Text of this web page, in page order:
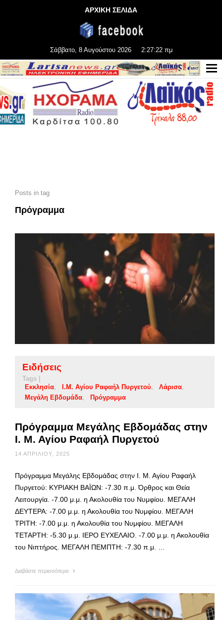
ΑΡΧΙΚΗ ΣΕΛΙΔΑ
Σάββατο, 8 Αυγούστου 2026 2:27:24 πμ
Posts in tag
Πρόγραμμα
Ειδήσεις
Tags |
Εκκλησία
Ι.Μ. Αγίου Ραφαήλ Πυργετού
Λάρισα
Μεγάλη Εβδομάδα
Πρόγραμμα
Πρόγραμμα Μεγάλης Εβδομάδας στην
Ι. Μ. Αγίου Ραφαήλ Πυργετού
14 ΑΠΡΙΛΊΟΥ, 2025
Πρόγραμμα Μεγάλης Εβδομάδας στην Ι. Μ. Αγίου Ραφαήλ
Πυργετού: ΚΥΡΙΑΚΗ ΒΑΪΩΝ: -7.30 π.μ. Όρθρος και Θεία
Λειτουργία. -7.00 μ.μ. η Ακολουθία του Νυμφίου. ΜΕΓΑΛΗ
ΔΕΥΤΕΡΑ: -7.00 μ.μ. η Ακολουθία του Νυμφίου. ΜΕΓΑΛΗ
ΤΡΙΤΗ: -7.00 μ.μ. η Ακολουθία του Νυμφίου. ΜΕΓΑΛΗ
ΤΕΤΑΡΤΗ: -5.30 μ.μ. ΙΕΡΟ ΕΥΧΕΛΑΙΟ. -7.00 μ.μ. η Ακολουθία
του Νιπτήρος. ΜΕΓΑΛΗ ΠΕΜΠΤΗ: -7.30 π.μ. …
Διαβάστε περισσότερα